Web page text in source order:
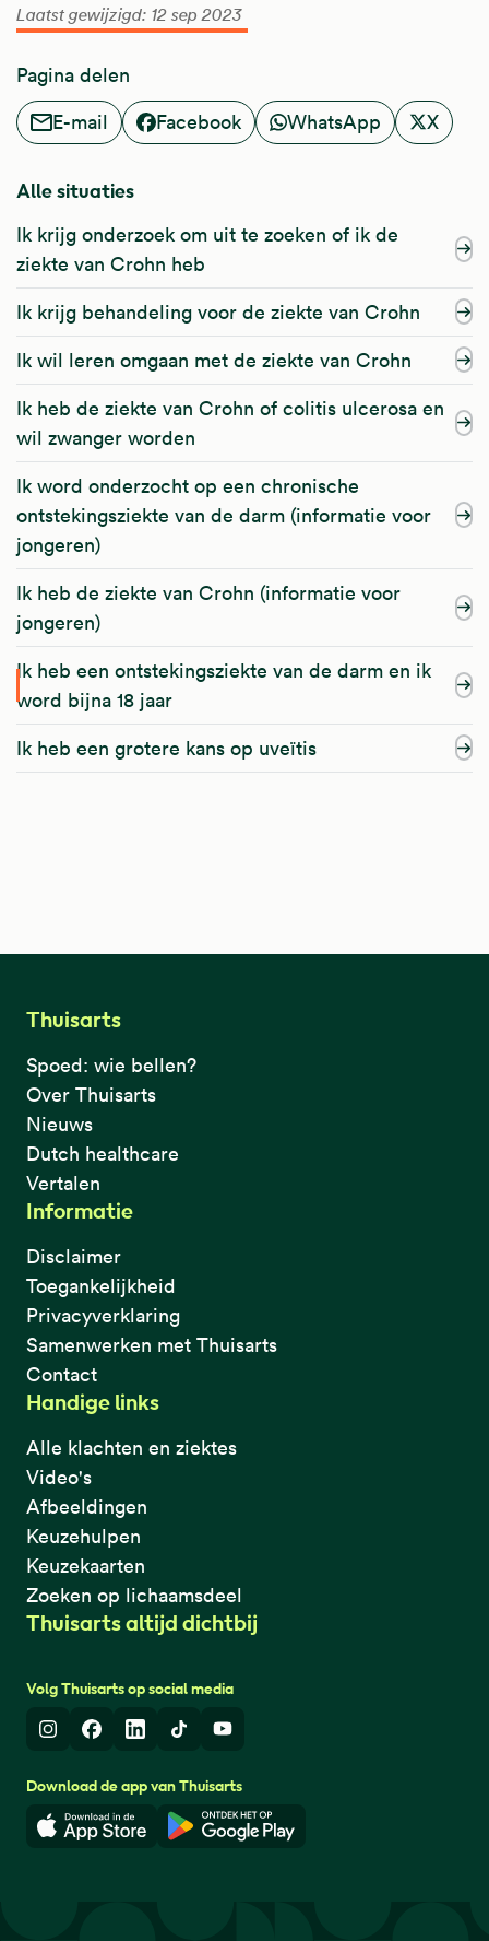
Laatst gewijzigd: 12 sep 2023
Pagina delen
E-mail
Facebook WhatsApp X
Alle situaties
Ik krijg onderzoek om uit te zoeken of ik de
ziekte van Crohn heb
Ik krijg behandeling voor de ziekte van Crohn
Ik wil leren omgaan met de ziekte van Crohn
Ik heb de ziekte van Crohn of colitis ulcerosa en
wil zwanger worden
Ik word onderzocht op een chronische
ontstekingsziekte van de darm (informatie voor
jongeren)
Ik heb de ziekte van Crohn (informatie voor
jongeren)
Ik heb een ontstekingsziekte van de darm en ik
word bijna 18 jaar
Ik heb een grotere kans op uveïtis
Thuisarts
Spoed: wie bellen?
Over Thuisarts
Nieuws
Dutch healthcare
Vertalen
Informatie
Disclaimer
Toegankelijkheid
Privacyverklaring
Samenwerken met Thuisarts
Contact
Handige links
Alle klachten en ziektes
Video's
Afbeeldingen
Keuzehulpen
Keuzekaarten
Zoeken op lichaamsdeel
Thuisarts altijd dichtbij
Volg Thuisarts op social media
InstagramFacebook
LinkedInTikTokYoutube
Download de app van Thuisarts
Download in de App StoreDownload in de Google Play